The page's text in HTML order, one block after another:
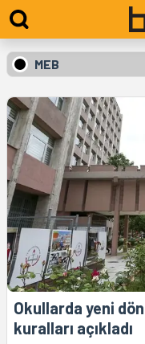
MEB
Okullarda yeni
kuralları açıkladı